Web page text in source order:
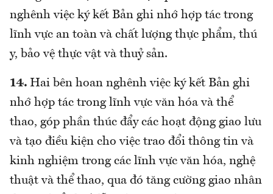
nghênh việc ký kết Bản ghi nhớ hợp tác trong
lĩnh vực an toàn và chất lượng thực phẩm, thú
y, bảo vệ thực vật và thuỷ sản.
14. Hai bên hoan nghênh việc ký kết Bản ghi
nhớ hợp tác trong lĩnh vực văn hóa và thể
thao, góp phần thúc đẩy các hoạt động giao lưu
và tạo điều kiện cho việc trao đổi thông tin và
kinh nghiệm trong các lĩnh vực văn hóa, nghệ
thuật và thể thao, qua đó tăng cường giao nhân